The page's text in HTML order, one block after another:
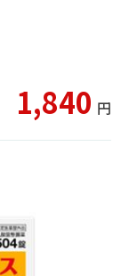
1,840 円